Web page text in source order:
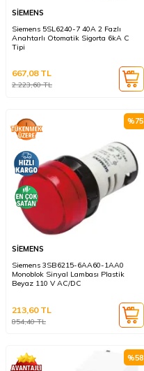
SİEMENS
Siemens 5SL6240-7 40A 2 Fazlı
Anahtarlı Otomatik Sigorta 6kA C
Tipi
2.223,60TL
667,08TL
%75
SİEMENS
Siemens 3SB6215-6AA60-1AA0
Monoblok Sinyal Lambası Plastik
Beyaz 110 V AC/DC
854,40TL
213,60TL
%58